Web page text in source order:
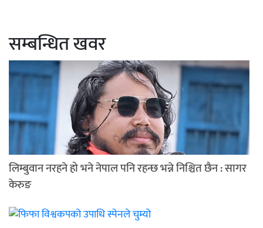
सम्बन्धित खवर
लिम्बुवान नरहने हो भने नेपाल पनि रहन्छ भन्ने निश्चित छैन : सागर
केरुङ